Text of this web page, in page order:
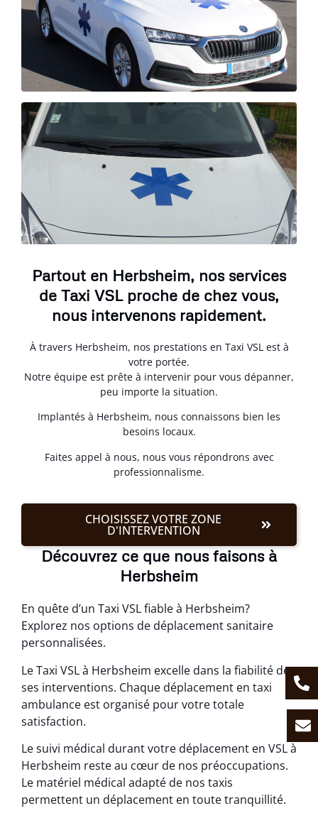
Partout en Herbsheim, nos services
de Taxi VSL proche de chez vous,
nous intervenons rapidement.
À travers Herbsheim, nos prestations en Taxi VSL est à
votre portée.
Notre équipe est prête à intervenir pour vous dépanner,
peu importe la situation.
Implantés à Herbsheim, nous connaissons bien les
besoins locaux.
Faites appel à nous, nous vous répondrons avec
professionnalisme.
CHOISISSEZ VOTRE ZONE
D'INTERVENTION
Découvrez ce que nous faisons à
Herbsheim
En quête d’un Taxi VSL fiable à Herbsheim?
Explorez nos options de déplacement sanitaire
personnalisées.
Le Taxi VSL à Herbsheim excelle dans la fiabilité de
ses interventions. Chaque déplacement en taxi
ambulance est organisé pour votre totale
satisfaction.
Le suivi médical durant votre déplacement en VSL à
Herbsheim reste au cœur de nos préoccupations.
Le matériel médical adapté de nos taxis
permettent un déplacement en toute tranquillité.